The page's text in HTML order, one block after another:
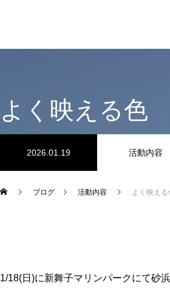
よく映える色
2026.01.19 活動内容
ブログ 活動内容 よく映える
1/18(日)に新舞子マリンパークにて砂